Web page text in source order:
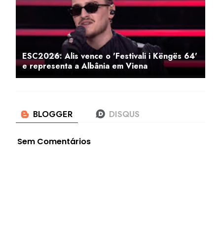
ESC2026: Alis vence o 'Festivali i Këngës 64'
e representa a Albânia em Viena
Sem Comentários